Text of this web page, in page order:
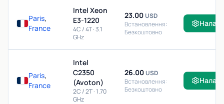
Paris,
France
Intel Xeon
E3-1220
4C / 4T · 3.1
GHz
23.00USD
Встановлення:
Безкоштовно
Paris,
France
Intel
C2350
(Avoton)
2C / 2T · 1.70
GHz
26.00USD
Встановлення:
Безкоштовно